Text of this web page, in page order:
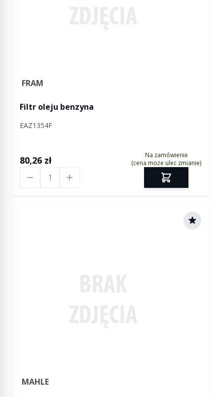
FRAM
Filtr oleju benzyna
EAZ1354F
80,26 zł
Na zamówienie
(cena może ulec zmianie)
MAHLE